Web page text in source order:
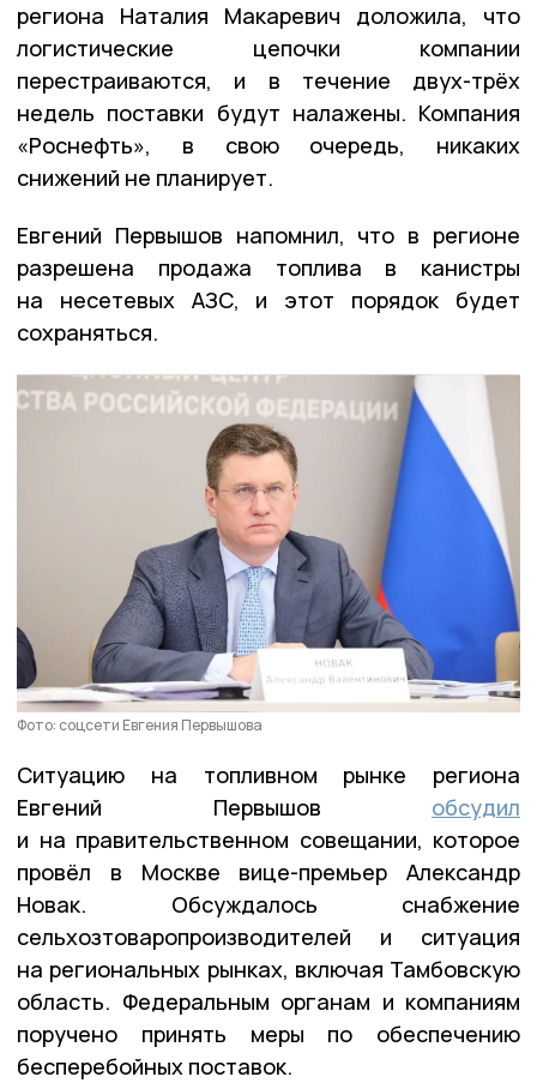
региона Наталия Макаревич доложила, что
логистические цепочки компании
перестраиваются, и в течение двух-трёх
недель поставки будут налажены. Компания
«Роснефть», в свою очередь, никаких
снижений не планирует.
Евгений Первышов напомнил, что в регионе
разрешена продажа топлива в канистры
на несетевых АЗС, и этот порядок будет
сохраняться.
Фото: соцсети Евгения Первышова
Ситуацию на топливном рынке региона
Евгений Первышов обсудил
и на правительственном совещании, которое
провёл в Москве вице-премьер Александр
Новак. Обсуждалось снабжение
сельхозтоваропроизводителей и ситуация
на региональных рынках, включая Тамбовскую
область. Федеральным органам и компаниям
поручено принять меры по обеспечению
бесперебойных поставок.